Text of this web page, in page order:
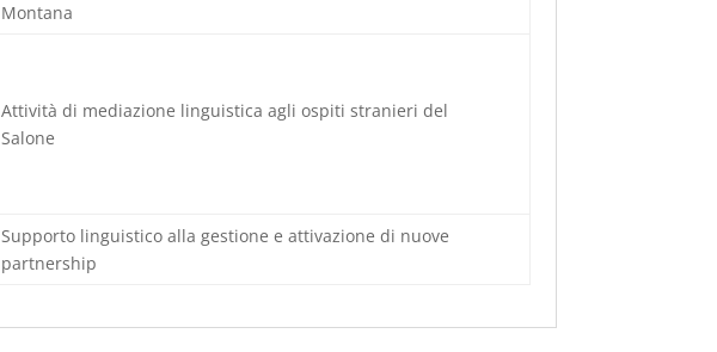
Montana
Attività di mediazione linguistica agli ospiti stranieri del
Salone
Supporto linguistico alla gestione e attivazione di nuove
partnership